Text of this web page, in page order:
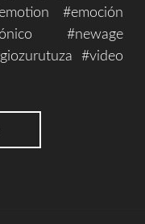
#emoción
#newage
#video
2019"